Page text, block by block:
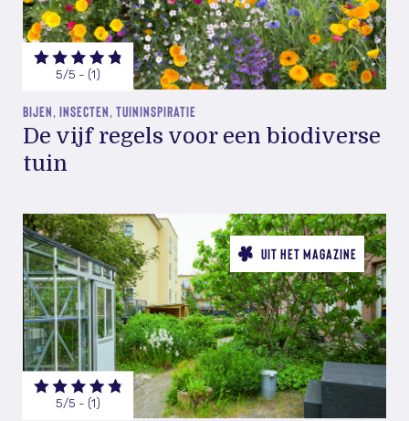
5/5 - (1)
BIJEN, INSECTEN, TUININSPIRATIE
De vijf regels voor een biodiverse
tuin
UIT HET MAGAZINE
5/5 - (1)